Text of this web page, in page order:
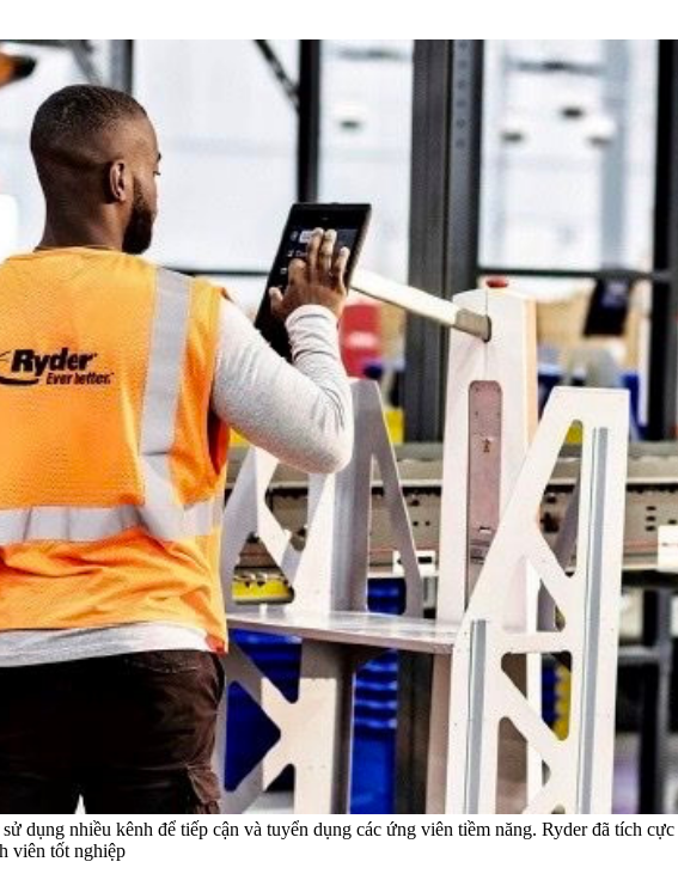
dụng nhiều kênh để tiếp cận và tuyển dụng các ứng viên tiềm năng. Ryder đã tích
viên tốt nghiệp